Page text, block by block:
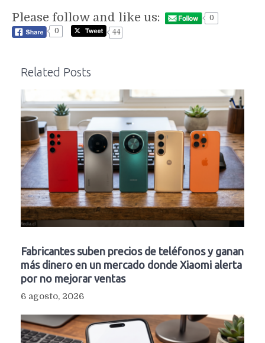
Please follow and like us:
0
0
44
Related Posts
Fabricantes suben precios de teléfonos y ganan
más dinero en un mercado donde Xiaomi alerta
por no mejorar ventas
6 agosto, 2026